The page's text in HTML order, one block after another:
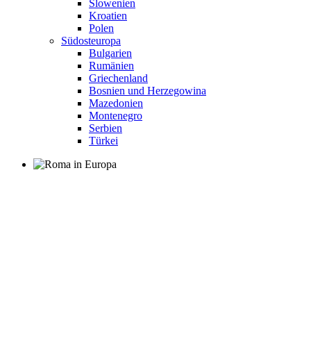
Slowenien
Kroatien
Polen
Südosteuropa
Bulgarien
Rumänien
Griechenland
Bosnien und Herzegowina
Mazedonien
Montenegro
Serbien
Türkei